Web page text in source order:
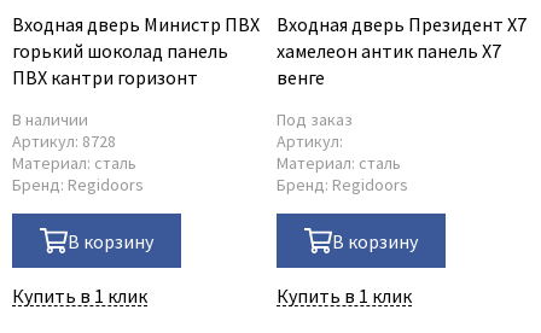
Входная дверь Министр ПВХ
горький шоколад панель
ПВХ кантри горизонт
В наличии
Артикул: 8728
Материал: сталь
Бренд: Regidoors
В корзину
Купить в 1 клик
Входная дверь Президент X7
хамелеон антик панель X7
венге
Под заказ
Артикул:
Материал: сталь
Бренд: Regidoors
В корзину
Купить в 1 клик